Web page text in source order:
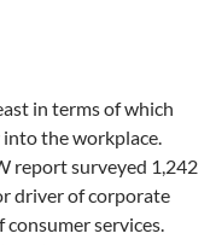
in terms of which
the workplace.
report surveyed 1,242
driver of corporate
consumer services.